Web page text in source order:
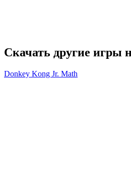
Скачать другие игры
Donkey Kong Jr. Math